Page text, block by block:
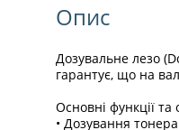
Опис
Дозувальне лезо
гарантує, що на
Основні функції та
• Дозування